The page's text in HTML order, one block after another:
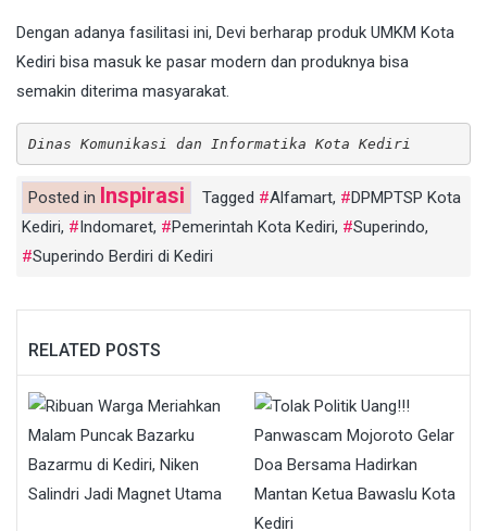
Dengan adanya fasilitasi ini, Devi berharap produk UMKM Kota
Kediri bisa masuk ke pasar modern dan produknya bisa
semakin diterima masyarakat.
Dinas Komunikasi dan Informatika Kota Kediri
Posted in Inspirasi Tagged Alfamart,
DPMPTSP Kota
Kediri, Indomaret, Pemerintah Kota Kediri, Superindo,
Superindo Berdiri di Kediri
RELATED POSTS